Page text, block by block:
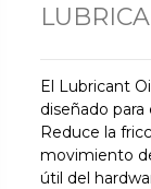
El Lubricant
diseñado
Reduce la
movimiento
útil del